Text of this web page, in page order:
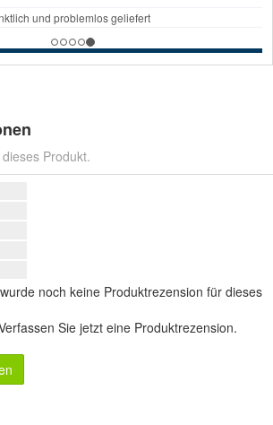
Produkt.
noch keine Produktrezension für dieses
Sie jetzt eine Produktrezension.